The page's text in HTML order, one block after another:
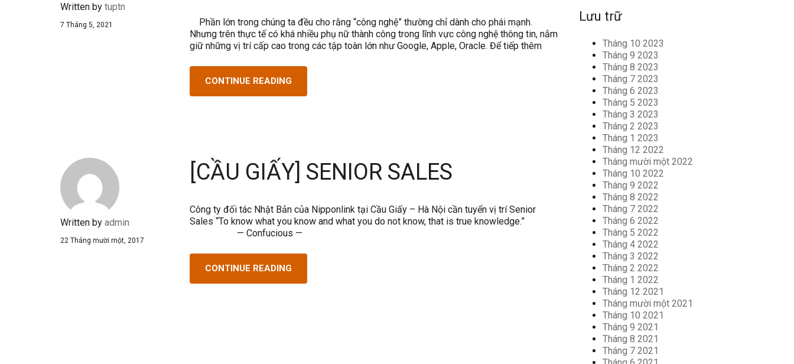
Written by tuptn
7 Tháng 5, 2021
Phần lớn trong chúng ta đều cho rằng “công nghệ” thường chỉ dành cho phái mạnh.
Nhưng trên thực tế có khá nhiều phụ nữ thành công trong lĩnh vực công nghệ thông tin, nắm
giữ những vị trí cấp cao trong các tập toàn lớn như Google, Apple, Oracle. Để tiếp thêm
CONTINUE READING
Written by admin
22 Tháng mười một, 2017
[CẦU GIẤY] SENIOR SALES
Công ty đối tác Nhật Bản của Nipponlink tại Cầu Giấy – Hà Nội cần tuyển vị trí Senior
Sales “To know what you know and what you do not know, that is true knowledge.”
— Confucious —
CONTINUE READING
Lưu trữ
Tháng 10 2023
Tháng 9 2023
Tháng 8 2023
Tháng 7 2023
Tháng 6 2023
Tháng 5 2023
Tháng 3 2023
Tháng 2 2023
Tháng 1 2023
Tháng 12 2022
Tháng mười một 2022
Tháng 10 2022
Tháng 9 2022
Tháng 8 2022
Tháng 7 2022
Tháng 6 2022
Tháng 5 2022
Tháng 4 2022
Tháng 3 2022
Tháng 2 2022
Tháng 1 2022
Tháng 12 2021
Tháng mười một 2021
Tháng 10 2021
Tháng 9 2021
Tháng 8 2021
Tháng 7 2021